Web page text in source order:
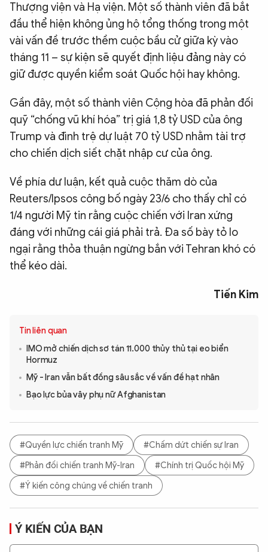
Thượng viện và Hạ viện. Một số thành viên đã bắt
đầu thể hiện không ủng hộ tổng thống trong một
vài vấn đề trước thềm cuộc bầu cử giữa kỳ vào
tháng 11 – sự kiện sẽ quyết định liệu đảng này có
giữ được quyền kiểm soát Quốc hội hay không.
Gần đây, một số thành viên Cộng hòa đã phản đối
quỹ “chống vũ khí hóa” trị giá 1,8 tỷ USD của ông
Trump và đình trệ dự luật 70 tỷ USD nhằm tài trợ
cho chiến dịch siết chặt nhập cư của ông.
Về phía dư luận, kết quả cuộc thăm dò của
Reuters/Ipsos công bố ngày 23/6 cho thấy chỉ có
1/4 người Mỹ tin rằng cuộc chiến với Iran xứng
đáng với những cái giá phải trả. Đa số bày tỏ lo
ngại rằng thỏa thuận ngừng bắn với Tehran khó có
thể kéo dài.
Tiến Kim
Tin liên quan
IMO mở chiến dịch sơ tán 11.000 thủy thủ tại eo biển
Hormuz
Mỹ - Iran vẫn bất đồng sâu sắc về vấn đề hạt nhân
Bạo lực bủa vây phụ nữ Afghanistan
#Quyền lực chiến tranh Mỹ
#Chấm dứt chiến sự Iran
#Phản đối chiến tranh Mỹ-Iran
#Chính trị Quốc hội Mỹ
#Ý kiến công chúng về chiến tranh
Ý KIẾN CỦA BẠN